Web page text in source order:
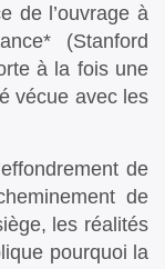
de l’ouvrage à
(Stanford
à la fois une
vécue avec les
de
de
les réalités
pourquoi la